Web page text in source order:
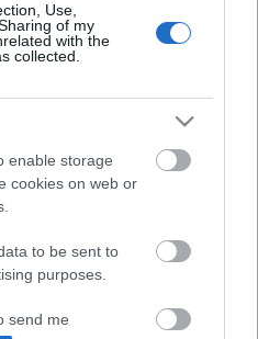
Use,
of my
with the
collected.
enable storage
cookies on web or
to be sent to
purposes.
send me